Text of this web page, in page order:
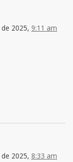
2025, 9:11 am
2025, 8:33 am